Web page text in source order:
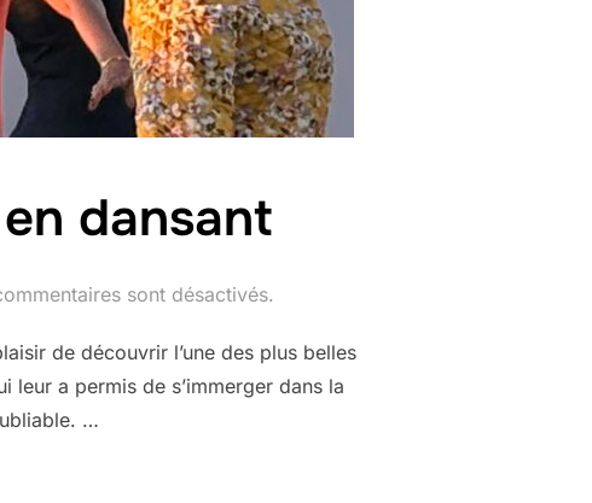
dansant
sont désactivés.
de découvrir l’une des plus belles
a permis de s’immerger dans la
…